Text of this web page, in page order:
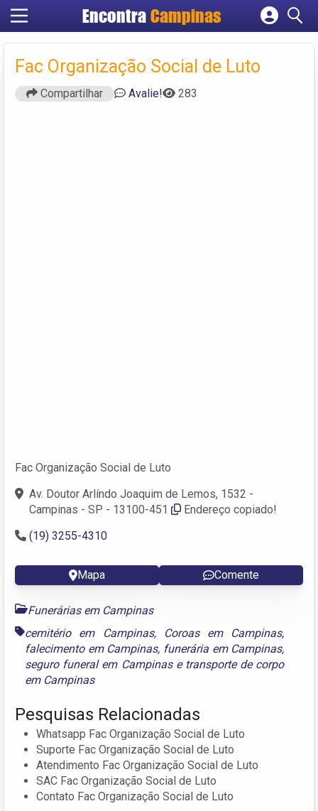
Encontra Campinas
Cadastrar empresa
Criar conta
Fac Organização Social de Luto
Compartilhar Avalie! 283
Fac Organização Social de Luto
Av. Doutor Arlíndo Joaquim de Lemos, 1532 -
Campinas - SP - 13100-451
Endereço copiado!
(19) 3255-4310
Mapa Comente
Funerárias em Campinas
cemitério em Campinas, Coroas em Campinas,
falecimento em Campinas, funerária em Campinas,
seguro funeral em Campinase transporte de corpo
em Campinas
Pesquisas Relacionadas
Whatsapp Fac Organização Social de Luto
Suporte Fac Organização Social de Luto
Atendimento Fac Organização Social de Luto
SAC Fac Organização Social de Luto
Contato Fac Organização Social de Luto